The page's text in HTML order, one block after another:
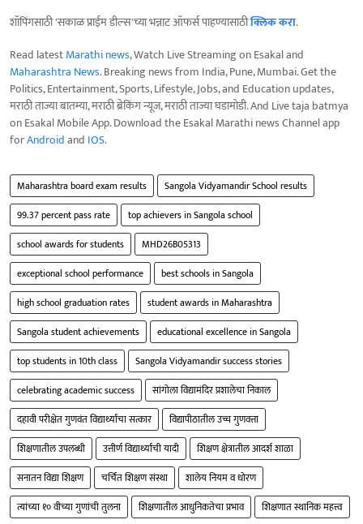
शॉपिंगसाठी 'सकाळ प्राईम डील्स'च्या भन्नाट ऑफर्स पाहण्यासाठीक्लिक करा.
Read latestMarathi news, Watch Live Streaming on Esakal and
Maharashtra News. Breaking news from India, Pune, Mumbai. Get the
Politics, Entertainment, Sports, Lifestyle, Jobs, and Education updates,
मराठी ताज्या बातम्या, मराठी ब्रेकिंग न्यूज, मराठी ताज्या घडामोडी. And Live taja batmya
on Esakal Mobile App. Download the Esakal Marathi news Channel app
forAndroidand IOS.
Maharashtra board exam results
Sangola Vidyamandir School results
99.37 percent pass rate
top achievers in Sangola school
school awards for students
MHD26B05313
exceptional school performance
best schools in Sangola
high school graduation rates
student awards in Maharashtra
Sangola student achievements
educational excellence in Sangola
top students in 10th class
Sangola Vidyamandir success stories
celebrating academic success
सांगोला विद्यामंदिर प्रशालेचा निकाल
दहावी परीक्षेत गुणवंत विद्यार्थ्यांचा सत्कार
विद्यापीठातील उच्च गुणवत्ता
शिक्षणातील उपलब्धी
उत्तीर्ण विद्यार्थ्यांची यादी
शिक्षण क्षेत्रातील आदर्श शाळा
सनातन विद्या शिक्षण
चर्चित शिक्षण संस्था
शालेय नियम व धोरण
त्यांच्या १० वीच्या गुणांची तुलना
शिक्षणातील आधुनिकतेचा प्रभाव शिक्षणात स्थानिक महत्त्व